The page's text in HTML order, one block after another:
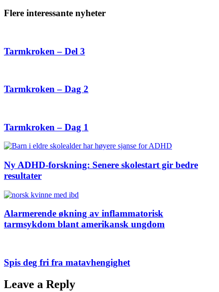
Flere interessante nyheter
Tarmkroken – Del 3
Tarmkroken – Dag 2
Tarmkroken – Dag 1
Ny ADHD-forskning: Senere skolestart gir bedre
resultater
Alarmerende økning av inflammatorisk
tarmsykdom blant amerikansk ungdom
Spis deg fri fra matavhengighet
Leave a Reply